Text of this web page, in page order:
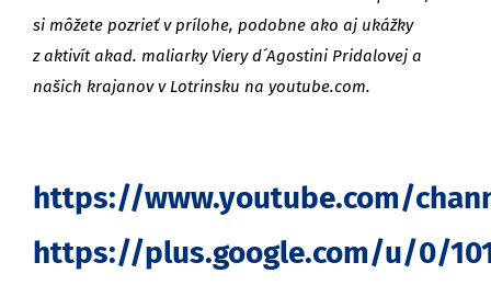
si môžete pozrieť v prílohe, podobne ako aj ukážky
z aktivít akad. maliarky Viery d´Agostini Pridalovej a
našich krajanov v Lotrinsku na youtube.com.
https://www.youtube.com/
https://plus.google.com/u/0/